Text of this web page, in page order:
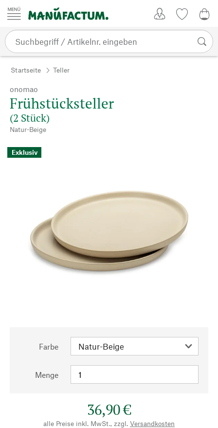
Zum Inhalt springen
Startseite Teller
onomao
Frühstücksteller
(2 Stück)
Natur-Beige
Exklusiv
Farbe
Menge
36,90 €
alle Preise inkl. MwSt., zzgl. Versandkosten